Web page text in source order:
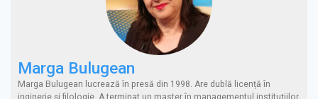
Marga Bulugean
Marga Bulugean lucrează în presă din 1998. Are dublă licență în